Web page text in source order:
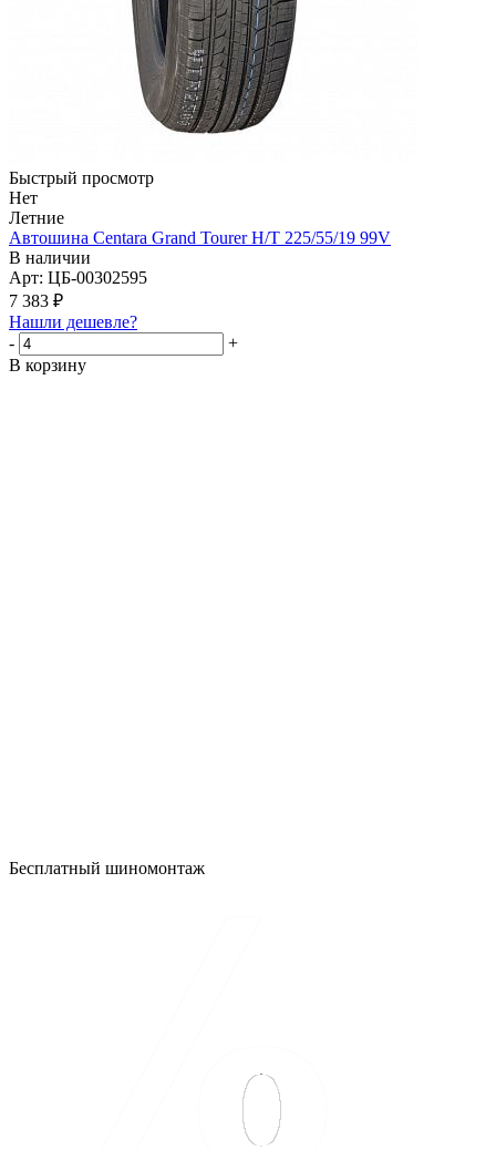
Быстрый просмотр
Нет
Летние
Автошина Centara Grand Tourer H/T 225/55/19 99V
В наличии
Арт: ЦБ-00302595
7 383 ₽
Нашли дешевле?
-
+
В корзину
Бесплатный шиномонтаж